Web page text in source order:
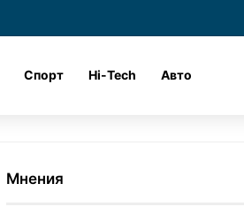
Спорт Hi-Tech Авто
Мнения